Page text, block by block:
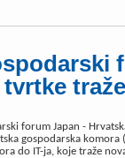
forum Japan -
gospodarska
do IT-ja, koje traže